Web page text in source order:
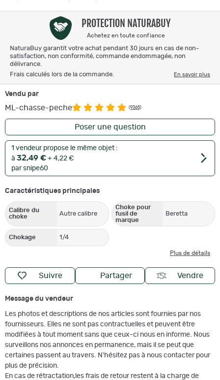
PROTECTION NATURABUY
Achetez en toute confiance
NaturaBuy garantit votre achat pendant 30 jours en cas de non-
satisfaction, non conformité, commande endommagée, non
délivrance.
Frais calculés lors de la commande.
En savoir plus
Vendu par
ML-chasse-peche (9365)
Poser une question
1 vendeur propose le même objet :
à 32,49 € + 4,22 €
par snipe60
Caractéristiques principales
Calibre du
choke
Autre calibre
Choke pour
fusil de
marque
Beretta
Chokage 1/4
Plus de détails
Suivre Partager Vendre
Message du vendeur
Les photos et descriptions de nos articles sont fournies par nos
fournisseurs. Elles ne sont pas contractuelles et peuvent être
modifiées à tout moment sans que ceux-ci nous en informe. Nous
surveillons nos annonces en permanence, mais il se peut que
certaines passent au travers. N'hésitez pas à nous contacter pour
plus de précision.
En cas de rétractation,les frais de retour restent à la charge de